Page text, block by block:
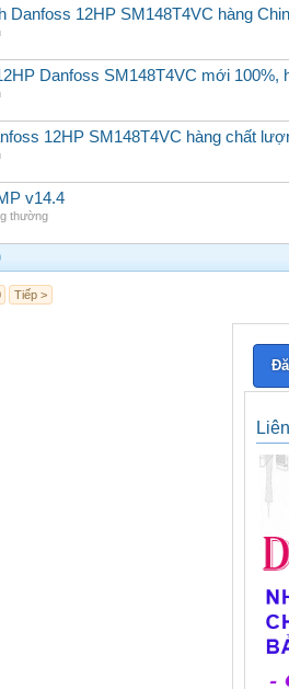
Danfoss 12HP SM148T4VC hàng
Danfoss SM148T4VC mới
12HP SM148T4VC hàng chất
v14.4
thường
Tiếp >